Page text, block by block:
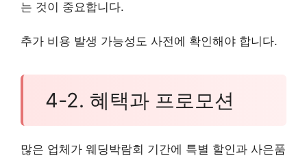
는 것이 중요합니다.
추가 비용 발생 가능성도 사전에 확인해야 합니다.
4-2. 혜택과 프로모션
많은 업체가 웨딩박람회 기간에 특별 할인과 사은품